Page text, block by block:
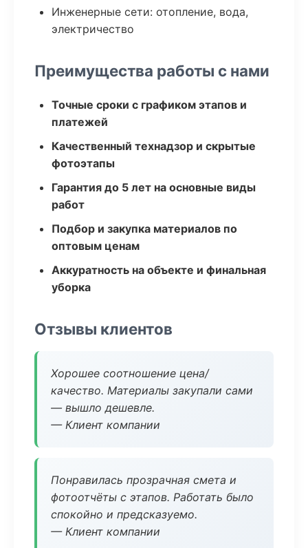
Инженерные сети: отопление, вода,
электричество
Преимущества работы с нами
Точные сроки с графиком этапов и
платежей
Качественный технадзор и скрытые
фотоэтапы
Гарантия до 5 лет на основные виды
работ
Подбор и закупка материалов по
оптовым ценам
Аккуратность на объекте и финальная
уборка
Отзывы клиентов
Хорошее соотношение цена/
качество. Материалы закупали сами
— вышло дешевле.
— Клиент компании
Понравилась прозрачная смета и
фотоотчёты с этапов. Работать было
спокойно и предсказуемо.
— Клиент компании